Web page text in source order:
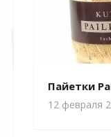
Пайетки
12 февраля